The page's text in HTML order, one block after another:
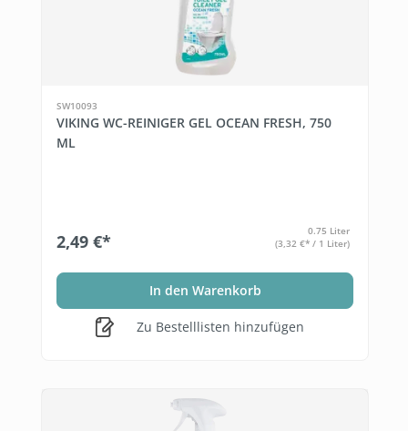
SW10093
VIKING WC-REINIGER GEL OCEAN FRESH, 750
ML
2,49 €*
0.75 Liter
(3,32 €* / 1 Liter)
In den Warenkorb
Zu Bestelllisten hinzufügen